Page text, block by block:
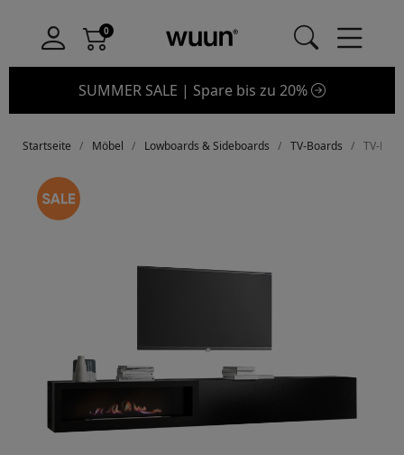
SUMMER SALE | Spare bis zu 20%
Startseite Möbel Lowboards & Sideboards TV-Boards TV-